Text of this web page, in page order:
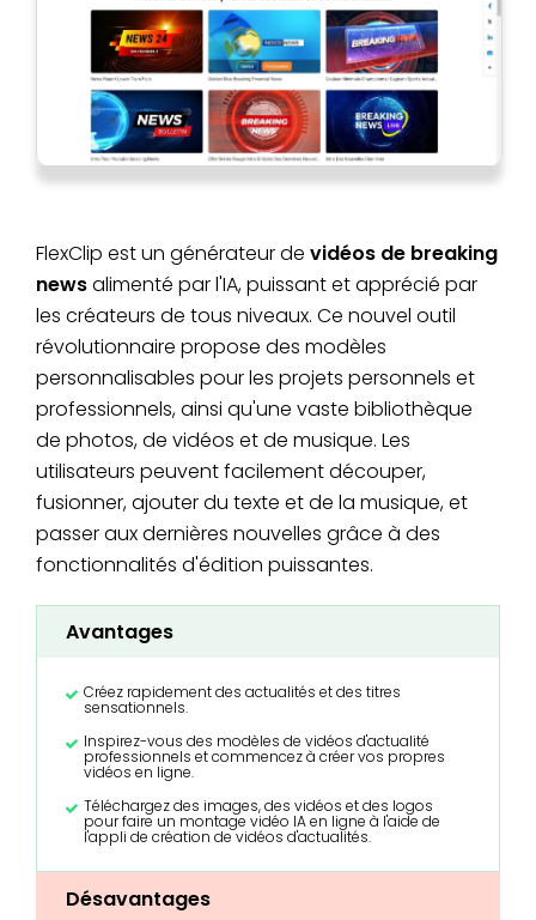
FlexClip est un générateur de vidéos de breaking
newsalimenté par l'IA, puissant et apprécié par
les créateurs de tous niveaux. Ce nouvel outil
révolutionnaire propose des modèles
personnalisables pour les projets personnels et
professionnels, ainsi qu'une vaste bibliothèque
de photos, de vidéos et de musique. Les
utilisateurs peuvent facilement découper,
fusionner, ajouter du texte et de la musique, et
passer aux dernières nouvelles grâce à des
fonctionnalités d'édition puissantes.
Avantages
Créez rapidement des actualités et des titres
sensationnels.
Inspirez-vous des modèles de vidéos d'actualité
professionnels et commencez à créer vos propres
vidéos en ligne.
Téléchargez des images, des vidéos et des logos
pour faire un montage vidéo IA en ligne à l'aide de
l'appli de création de vidéos d'actualités.
Désavantages